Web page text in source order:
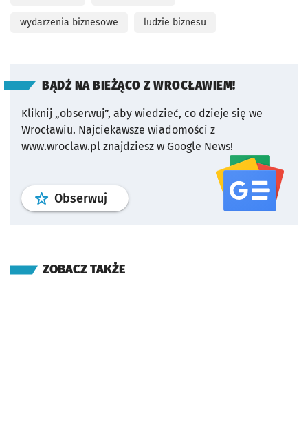
wydarzenia biznesowe ludzie biznesu
BĄDŹ NA BIEŻĄCO Z WROCŁAWIEM!
Kliknij „obserwuj”, aby wiedzieć, co dzieje się we
Wrocławiu. Najciekawsze wiadomości z
www.wroclaw.pl znajdziesz w Google News!
Obserwuj profil serwisu
ZOBACZ TAKŻE